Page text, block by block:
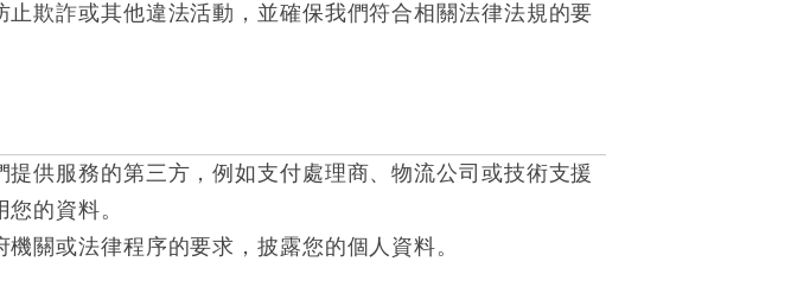
欺詐或其他違法活動，並確保我們符合相關法律法規的要
供服務的第三方，例如支付處理商、物流公司或技術支援
的資料。
關或法律程序的要求，披露您的個人資料。